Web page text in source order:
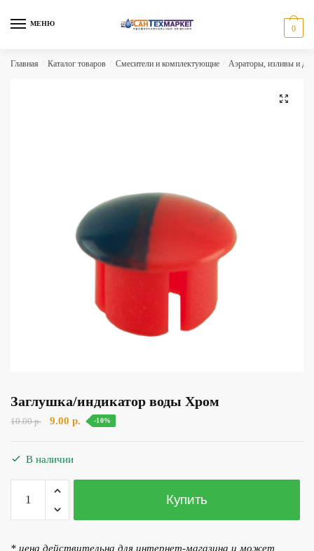
МЕНЮ
0
Главная Каталог товаров Смесители и комплектующие Аэраторы, изливы и
🔍
Заглушка/индикатор воды Хром
10.00р.
Первоначальная
9.00 р. Текущая
-10%
В наличии
Количество
товара
Заглушка/
Купить
* цена действительна для интернет-магазина и может